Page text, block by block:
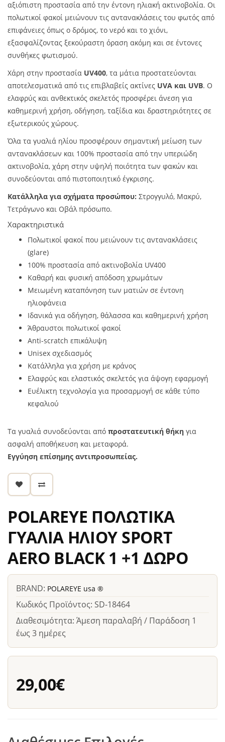
αξιόπιστη προστασία από την έντονη ηλιακή ακτινοβολία. Οι
πολωτικοί φακοί μειώνουν τις αντανακλάσεις του φωτός από
επιφάνειες όπως ο δρόμος, το νερό και το χιόνι,
εξασφαλίζοντας ξεκούραστη όραση ακόμη και σε έντονες
συνθήκες φωτισμού.
Χάρη στην προστασία UV400, τα μάτια προστατεύονται
αποτελεσματικά από τις επιβλαβείς ακτίνες UVA και UVB. Ο
ελαφρύς και ανθεκτικός σκελετός προσφέρει άνεση για
καθημερινή χρήση, οδήγηση, ταξίδια και δραστηριότητες σε
εξωτερικούς χώρους.
Όλα τα γυαλιά ηλίου προσφέρουν σημαντική μείωση των
αντανακλάσεων και 100% προστασία από την υπεριώδη
ακτινοβολία, χάρη στην υψηλή ποιότητα των φακών και
συνοδεύονται από πιστοποιητικό έγκρισης.
Κατάλληλα για σχήματα προσώπου: Στρογγυλό, Μακρύ,
Τετράγωνο και Οβάλ πρόσωπο.
Χαρακτηριστικά
Πολωτικοί φακοί που μειώνουν τις αντανακλάσεις
(glare)
100% προστασία από ακτινοβολία UV400
Καθαρή και φυσική απόδοση χρωμάτων
Μειωμένη καταπόνηση των ματιών σε έντονη
ηλιοφάνεια
Ιδανικά για οδήγηση, θάλασσα και καθημερινή χρήση
Άθραυστοι πολωτικοί φακοί
Anti-scratch επικάλυψη
Unisex σχεδιασμός
Κατάλληλα για χρήση με κράνος
Ελαφρύς και ελαστικός σκελετός για άψογη εφαρμογή
Ευέλικτη τεχνολογία για προσαρμογή σε κάθε τύπο
κεφαλιού
Τα γυαλιά συνοδεύονται από προστατευτική θήκη για
ασφαλή αποθήκευση και μεταφορά.
Εγγύηση επίσημης αντιπροσωπείας.
POLAREYE ΠΟΛΩΤΙΚΑ
ΓΥΑΛΙΑ ΗΛΙΟΥ SPORT
AERO BLACK 1 +1 ΔΩΡΟ
BRAND: POLAREYE usa ®
Κωδικός Προϊόντος: SD-18464
Διαθεσιμότητα: Άμεση παραλαβή / Παράδοση 1
έως 3 ημέρες
29,00€